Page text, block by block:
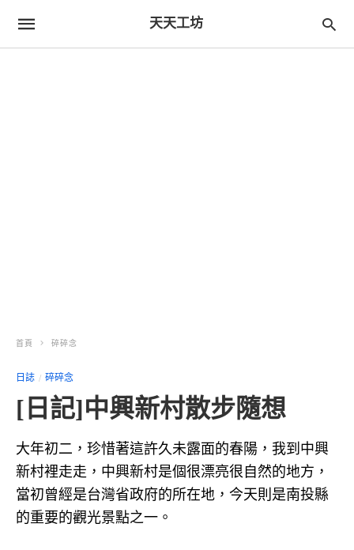
天天工坊
首頁 碎碎念
日誌 碎碎念
[日記]中興新村散步隨想
大年初二，珍惜著這許久未露面的春陽，我到中興
新村裡走走，中興新村是個很漂亮很自然的地方，
當初曾經是台灣省政府的所在地，今天則是南投縣
的重要的觀光景點之一。